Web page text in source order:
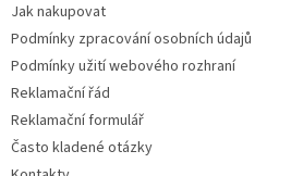
Jak nakupovat
Podmínky zpracování osobních údajů
Podmínky užití webového rozhraní
Reklamační řád
Reklamační formulář
Často kladené otázky